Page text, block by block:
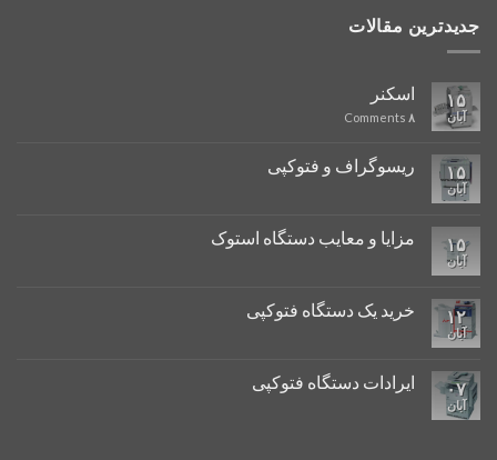
جدیدترین مقالات
۱۵
آبان
اسکنر
۸
۱۵
آبان
ریسوگراف و فتوکپی
۱۵
آبان
مزایا و معایب دستگاه استوک
۱۲
آبان
خرید یک دستگاه فتوکپی
۰۷
آبان
ایرادات دستگاه فتوکپی